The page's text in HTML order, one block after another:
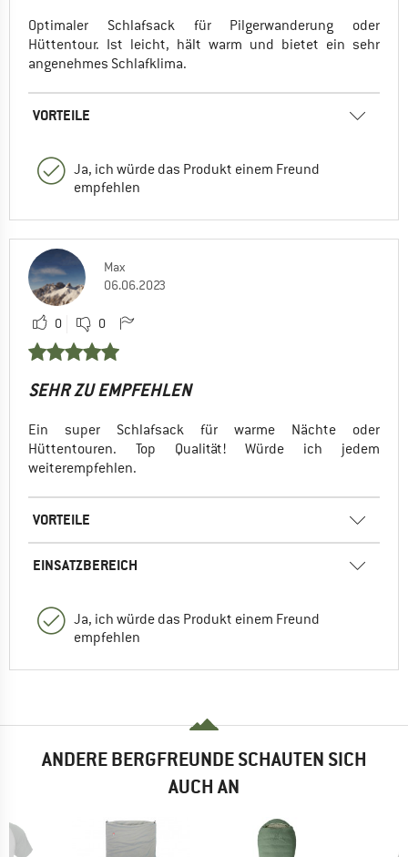
Optimaler Schlafsack für Pilgerwanderung oder
Hüttentour. Ist leicht, hält warm und bietet ein sehr
angenehmes Schlafklima.
VORTEILE
Ja, ich würde das Produkt einem Freund
empfehlen
Max
06.06.2023
0 0
SEHR ZU EMPFEHLEN
Ein super Schlafsack für warme Nächte oder
Hüttentouren. Top Qualität! Würde ich jedem
weiterempfehlen.
VORTEILE
EINSATZBEREICH
Ja, ich würde das Produkt einem Freund
empfehlen
ANDERE BERGFREUNDE SCHAUTEN SICH
AUCH AN